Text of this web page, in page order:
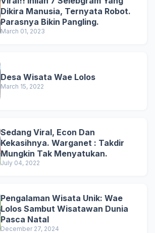
Dikira Manusia, Ternyata Robot.
Parasnya Bikin Pangling.
March 01, 2023
Desa Wisata Wae Lolos
March 15, 2022
Sedang Viral, Econ Dan
Kekasihnya. Warganet : Takdir
Mungkin Tak Menyatukan.
July 04, 2022
Pengalaman Wisata Unik: Wae
Lolos Sambut Wisatawan Dunia
Pasca Natal
December 27, 2024